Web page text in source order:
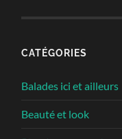
CATÉGORIES
Balades ici et ailleurs
Beauté et look